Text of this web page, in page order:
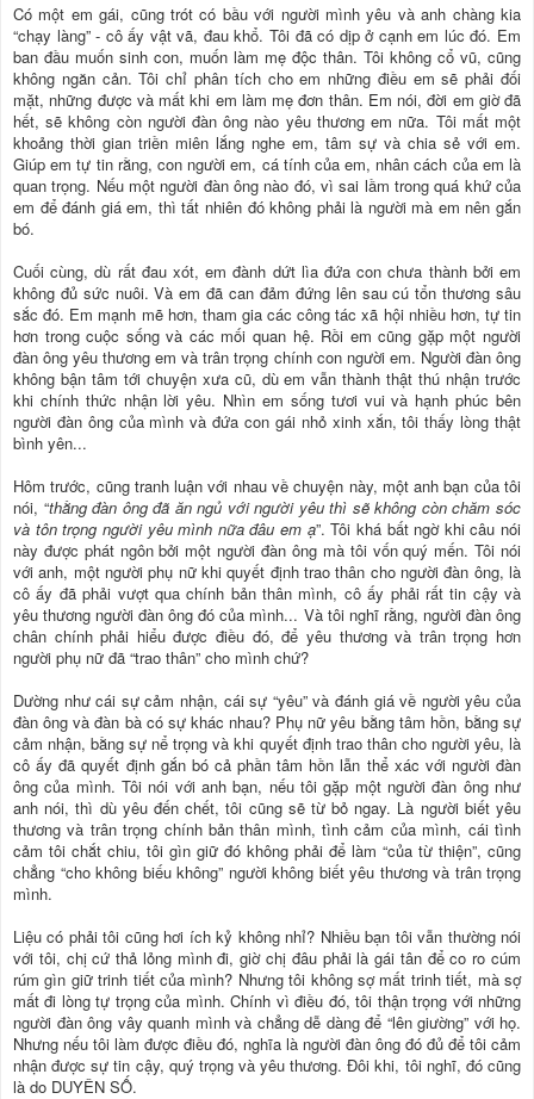
Có một em gái, cũng trót có bầu với người mình yêu và anh chàng kia
“chạy làng” - cô ấy vật vã, đau khổ. Tôi đã có dịp ở cạnh em lúc đó. Em
ban đầu muốn sinh con, muốn làm mẹ độc thân. Tôi không cổ vũ, cũng
không ngăn cản. Tôi chỉ phân tích cho em những điều em sẽ phải đối
mặt, những được và mất khi em làm mẹ đơn thân. Em nói, đời em giờ đã
hết, sẽ không còn người đàn ông nào yêu thương em nữa. Tôi mất một
khoảng thời gian triền miên lắng nghe em, tâm sự và chia sẻ với em.
Giúp em tự tin rằng, con người em, cá tính của em, nhân cách của em là
quan trọng. Nếu một người đàn ông nào đó, vì sai lầm trong quá khứ của
em để đánh giá em, thì tất nhiên đó không phải là người mà em nên gắn
bó.
Cuối cùng, dù rất đau xót, em đành dứt lìa đứa con chưa thành bởi em
không đủ sức nuôi. Và em đã can đảm đứng lên sau cú tổn thương sâu
sắc đó. Em mạnh mẽ hơn, tham gia các công tác xã hội nhiều hơn, tự tin
hơn trong cuộc sống và các mối quan hệ. Rồi em cũng gặp một người
đàn ông yêu thương em và trân trọng chính con người em. Người đàn ông
không bận tâm tới chuyện xưa cũ, dù em vẫn thành thật thú nhận trước
khi chính thức nhận lời yêu. Nhìn em sống tươi vui và hạnh phúc bên
người đàn ông của mình và đứa con gái nhỏ xinh xắn, tôi thấy lòng thật
bình yên...
Hôm trước, cũng tranh luận với nhau về chuyện này, một anh bạn của tôi
nói, “thằng đàn ông đã ăn ngủ với người yêu thì sẽ không còn chăm sóc
và tôn trọng người yêu mình nữa đâu em ạ”. Tôi khá bất ngờ khi câu nói
này được phát ngôn bởi một người đàn ông mà tôi vốn quý mến. Tôi nói
với anh, một người phụ nữ khi quyết định trao thân cho người đàn ông, là
cô ấy đã phải vượt qua chính bản thân mình, cô ấy phải rất tin cậy và
yêu thương người đàn ông đó của mình... Và tôi nghĩ rằng, người đàn ông
chân chính phải hiểu được điều đó, để yêu thương và trân trọng hơn
người phụ nữ đã “trao thân” cho mình chứ?
Dường như cái sự cảm nhận, cái sự “yêu” và đánh giá về người yêu của
đàn ông và đàn bà có sự khác nhau? Phụ nữ yêu bằng tâm hồn, bằng sự
cảm nhận, bằng sự nể trọng và khi quyết định trao thân cho người yêu, là
cô ấy đã quyết định gắn bó cả phần tâm hồn lẫn thể xác với người đàn
ông của mình. Tôi nói với anh bạn, nếu tôi gặp một người đàn ông như
anh nói, thì dù yêu đến chết, tôi cũng sẽ từ bỏ ngay. Là người biết yêu
thương và trân trọng chính bản thân mình, tình cảm của mình, cái tình
cảm tôi chắt chiu, tôi gìn giữ đó không phải để làm “của từ thiện”, cũng
chẳng “cho không biếu không” người không biết yêu thương và trân trọng
mình.
Liệu có phải tôi cũng hơi ích kỷ không nhỉ? Nhiều bạn tôi vẫn thường nói
với tôi, chị cứ thả lỏng mình đi, giờ chị đâu phải là gái tân để co ro cúm
rúm gìn giữ trinh tiết của mình? Nhưng tôi không sợ mất trinh tiết, mà sợ
mất đi lòng tự trọng của mình. Chính vì điều đó, tôi thận trọng với những
người đàn ông vây quanh mình và chẳng dễ dàng để “lên giường” với họ.
Nhưng nếu tôi làm được điều đó, nghĩa là người đàn ông đó đủ để tôi cảm
nhận được sự tin cậy, quý trọng và yêu thương. Đôi khi, tôi nghĩ, đó cũng
là do DUYÊN SỐ.